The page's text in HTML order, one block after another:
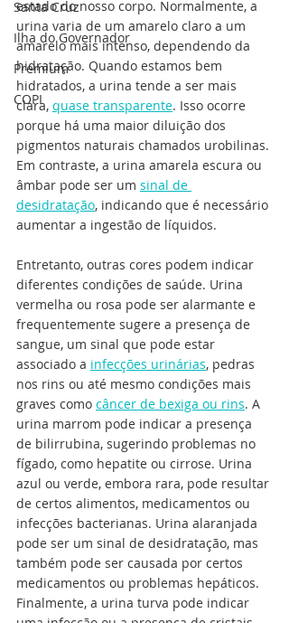
Santa Cruz
Ilha do Governador
Premium
COPI
estado do nosso corpo. Normalmente, a
urina varia de um amarelo claro a um
amarelo mais intenso, dependendo da
hidratação. Quando estamos bem
hidratados, a urina tende a ser mais
clara, quase transparente. Isso ocorre
porque há uma maior diluição dos
pigmentos naturais chamados urobilinas.
Em contraste, a urina amarela escura ou
âmbar pode ser um sinal de
desidratação, indicando que é necessário
aumentar a ingestão de líquidos.
Entretanto, outras cores podem indicar
diferentes condições de saúde. Urina
vermelha ou rosa pode ser alarmante e
frequentemente sugere a presença de
sangue, um sinal que pode estar
associado a infecções urinárias, pedras
nos rins ou até mesmo condições mais
graves como câncer de bexiga ou rins. A
urina marrom pode indicar a presença
de bilirrubina, sugerindo problemas no
fígado, como hepatite ou cirrose. Urina
azul ou verde, embora rara, pode resultar
de certos alimentos, medicamentos ou
infecções bacterianas. Urina alaranjada
pode ser um sinal de desidratação, mas
também pode ser causada por certos
medicamentos ou problemas hepáticos.
Finalmente, a urina turva pode indicar